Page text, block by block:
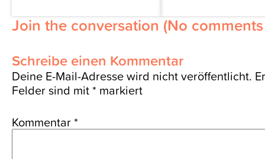
Join the conversation (No
Schreibe einen Kommentar
Deine E-Mail-Adresse wird nicht veröffentlicht.
Felder sind mit * markiert
Kommentar *